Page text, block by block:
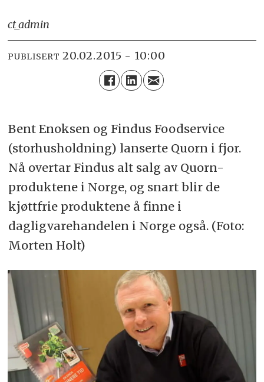
ct_admin
PUBLISERT 20.02.2015 - 10:00
Bent Enoksen og Findus Foodservice
(storhusholdning) lanserte Quorn i fjor.
Nå overtar Findus alt salg av Quorn-
produktene i Norge, og snart blir de
kjøttfrie produktene å finne i
dagligvarehandelen i Norge også. (Foto:
Morten Holt)